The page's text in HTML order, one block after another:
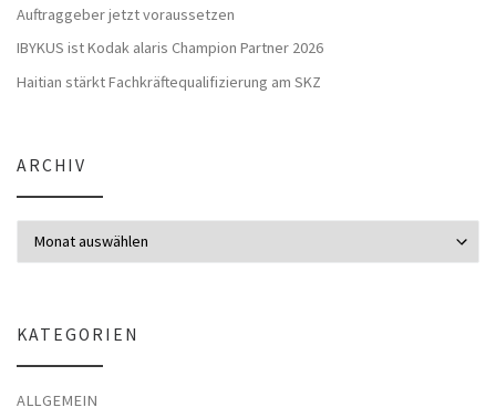
Auftraggeber jetzt voraussetzen
IBYKUS ist Kodak alaris Champion Partner 2026
Haitian stärkt Fachkräftequalifizierung am SKZ
ARCHIV
KATEGORIEN
ALLGEMEIN